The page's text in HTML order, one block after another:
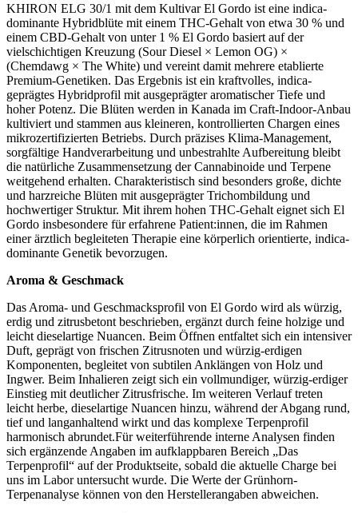
KHIRON ELG 30/1 mit dem Kultivar El Gordo ist eine indica-
dominante Hybridblüte mit einem THC-Gehalt von etwa 30 % und
einem CBD-Gehalt von unter 1 % El Gordo basiert auf der
vielschichtigen Kreuzung (Sour Diesel × Lemon OG) ×
(Chemdawg × The White) und vereint damit mehrere etablierte
Premium-Genetiken. Das Ergebnis ist ein kraftvolles, indica-
geprägtes Hybridprofil mit ausgeprägter aromatischer Tiefe und
hoher Potenz. Die Blüten werden in Kanada im Craft-Indoor-Anbau
kultiviert und stammen aus kleineren, kontrollierten Chargen eines
mikrozertifizierten Betriebs. Durch präzises Klima-Management,
sorgfältige Handverarbeitung und unbestrahlte Aufbereitung bleibt
die natürliche Zusammensetzung der Cannabinoide und Terpene
weitgehend erhalten. Charakteristisch sind besonders große, dichte
und harzreiche Blüten mit ausgeprägter Trichombildung und
hochwertiger Struktur. Mit ihrem hohen THC-Gehalt eignet sich El
Gordo insbesondere für erfahrene Patient:innen, die im Rahmen
einer ärztlich begleiteten Therapie eine körperlich orientierte, indica-
dominante Genetik bevorzugen.
Aroma & Geschmack
Das Aroma- und Geschmacksprofil von El Gordo wird als würzig,
erdig und zitrusbetont beschrieben, ergänzt durch feine holzige und
leicht dieselartige Nuancen. Beim Öffnen entfaltet sich ein intensiver
Duft, geprägt von frischen Zitrusnoten und würzig-erdigen
Komponenten, begleitet von subtilen Anklängen von Holz und
Ingwer. Beim Inhalieren zeigt sich ein vollmundiger, würzig-erdiger
Einstieg mit deutlicher Zitrusfrische. Im weiteren Verlauf treten
leicht herbe, dieselartige Nuancen hinzu, während der Abgang rund,
tief und langanhaltend wirkt und das komplexe Terpenprofil
harmonisch abrundet.Für weiterführende interne Analysen finden
sich ergänzende Angaben im aufklappbaren Bereich „Das
Terpenprofil“ auf der Produktseite, sobald die aktuelle Charge bei
uns im Labor untersucht wurde. Die Werte der Grünhorn-
Terpenanalyse können von den Herstellerangaben abweichen.